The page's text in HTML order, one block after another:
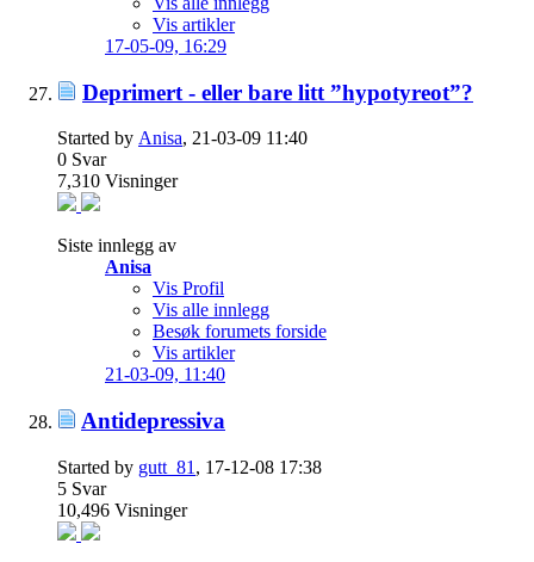
Vis artikler
17-05-09, 16:29
Deprimert - eller bare litt ”hypotyreot”?
Started by Anisa, 21-03-09 11:40
0 Svar
7,310 Visninger
Siste innlegg av
Anisa
Vis Profil
Vis alle innlegg
Besøk forumets forside
Vis artikler
21-03-09, 11:40
Antidepressiva
Started by gutt_81 , 17-12-08 17:38
5 Svar
10,496 Visninger